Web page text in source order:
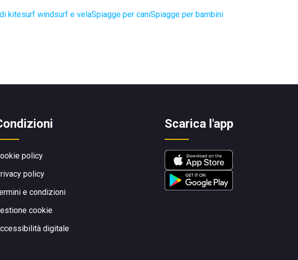
kitesurf windsurf e velaSpiagge per caniSpiagge per bambini
policy
policy
e condizioni
cookie
digitale
Scarica l'app